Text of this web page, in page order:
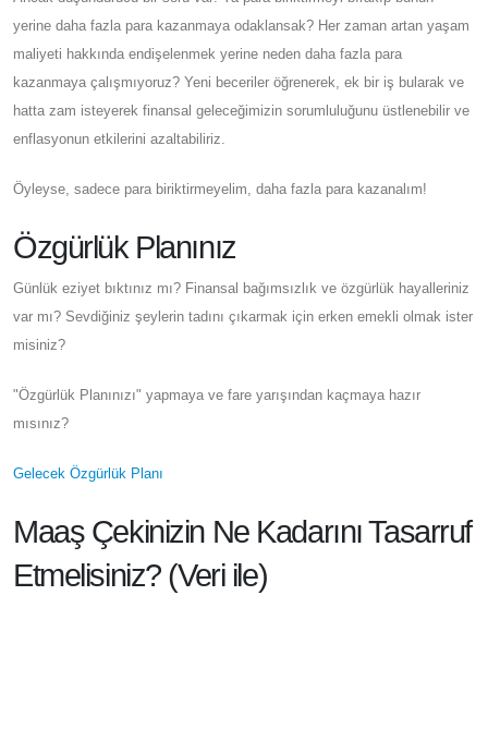
yerine daha fazla para kazanmaya odaklansak? Her zaman artan yaşam
maliyeti hakkında endişelenmek yerine neden daha fazla para
kazanmaya çalışmıyoruz? Yeni beceriler öğrenerek, ek bir iş bularak ve
hatta zam isteyerek finansal geleceğimizin sorumluluğunu üstlenebilir ve
enflasyonun etkilerini azaltabiliriz.
Öyleyse, sadece para biriktirmeyelim, daha fazla para kazanalım!
Özgürlük Planınız
Günlük eziyet bıktınız mı? Finansal bağımsızlık ve özgürlük hayalleriniz
var mı? Sevdiğiniz şeylerin tadını çıkarmak için erken emekli olmak ister
misiniz?
"Özgürlük Planınızı" yapmaya ve fare yarışından kaçmaya hazır
mısınız?
Gelecek Özgürlük Planı
Maaş Çekinizin Ne Kadarını Tasarruf
Etmelisiniz? (Veri ile)